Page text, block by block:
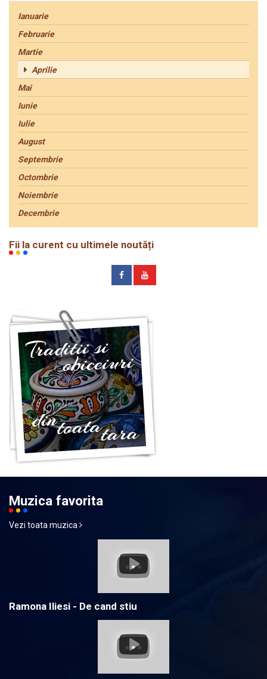
Ianuarie
Februarie
Martie
Aprilie
Mai
Iunie
Iulie
August
Septembrie
Octombrie
Noiembrie
Decembrie
Fii la curent cu ultimele noutăți
Muzica favorita
Vezi toata muzica
Ramona Iliesi - De cand stiu